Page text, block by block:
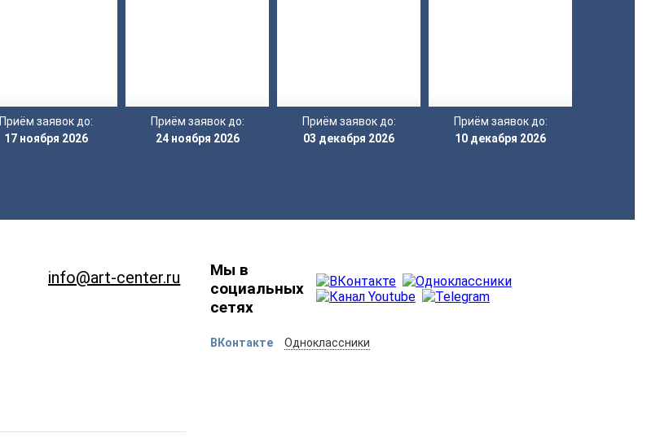
Приём заявок до:
17 ноября 2026
Приём заявок до:
24 ноября 2026
Приём заявок до:
03 декабря 2026
Приём заявок до:
10 декабря 2026
info@art-center.ru
Мы в
социальных
сетях
ВКонтакте Одноклассники